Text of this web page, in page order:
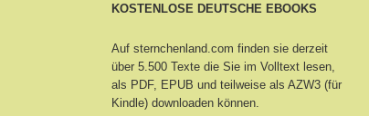
KOSTENLOSE DEUTSCHE EBOOKS
Auf sternchenland.com finden sie derzeit
über 5.500 Texte die Sie im Volltext lesen,
als PDF, EPUB und teilweise als AZW3 (für
Kindle) downloaden können.